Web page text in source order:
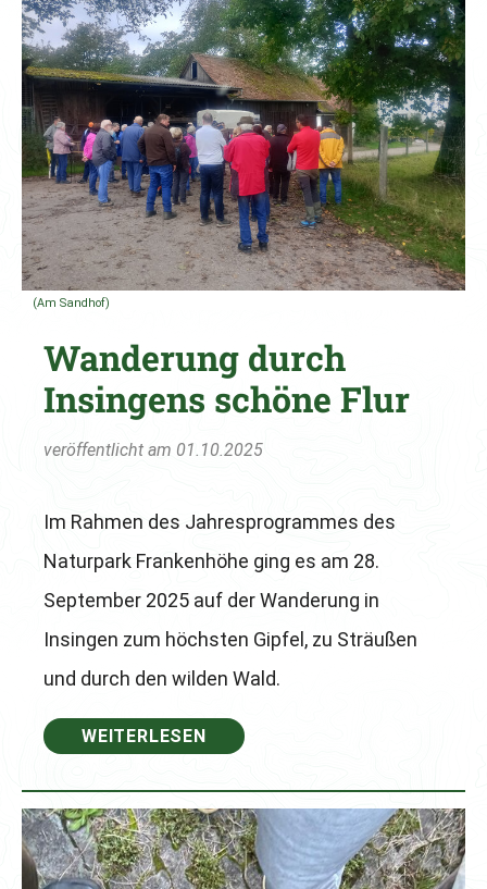
(Am Sandhof)
Wanderung durch
Insingens schöne Flur
veröffentlicht am 01.10.2025
Im Rahmen des Jahresprogrammes des
Naturpark Frankenhöhe ging es am 28.
September 2025 auf der Wanderung in
Insingen zum höchsten Gipfel, zu Sträußen
und durch den wilden Wald.
WEITERLESEN